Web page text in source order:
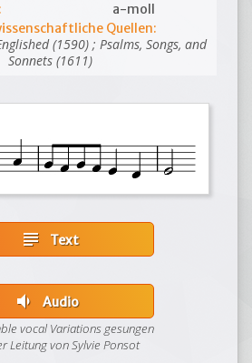
a-moll
Quellen:
(1590) ; Psalms, Songs, and
Sonnets (1611)
subject Text
volume_down
Audio
vocal Variations gesungen
Leitung von Sylvie Ponsot